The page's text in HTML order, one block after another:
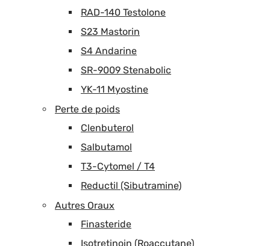
RAD-140 Testolone
S23 Mastorin
S4 Andarine
SR-9009 Stenabolic
YK-11 Myostine
Perte de poids
Clenbuterol
Salbutamol
T3-Cytomel / T4
Reductil (Sibutramine)
Autres Oraux
Finasteride
Isotretinoin (Roaccutane)